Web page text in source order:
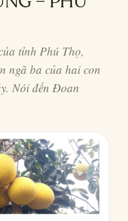
tỉnh Phú Thọ,
ngã ba của hai con
Nói đến Đoan